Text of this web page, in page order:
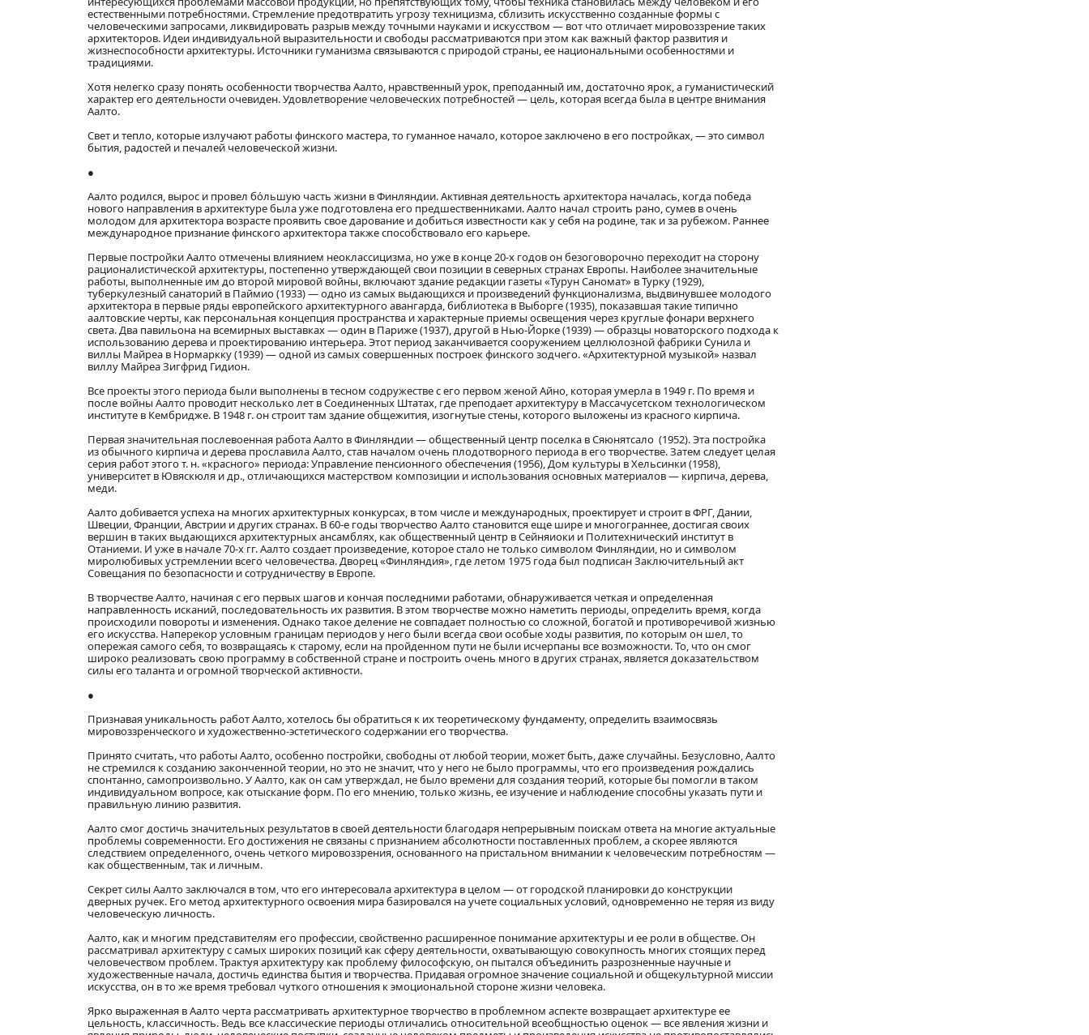
естественными потребностями. Стремление предотвратить угрозу техницизма, сблизить искусственно созданные формы с
человеческими запросами, ликвидировать разрыв между точными науками и искусством — вот что отличает мировоззрение таких
архитекторов. Идеи индивидуальной выразительности и свободы рассматриваются при этом как важный фактор развития и
жизнеспособности архитектуры. Источники гуманизма связываются с природой страны, ее национальными особенностями и
традициями.
Хотя нелегко сразу понять особенности творчества Аалто, нравственный урок, преподанный им, достаточно ярок, а гуманистический
характер его деятельности очевиден. Удовлетворение человеческих потребностей — цель, которая всегда была в центре внимания
Аалто.
Свет и тепло, которые излучают работы финского мастера, то гуманное начало, которое заключено в его постройках, — это символ
бытия, радостей и печалей человеческой жизни.
●
Аалто родился, вырос и провел бо́льшую часть жизни в Финляндии. Активная деятельность архитектора началась, когда победа
нового направления в архитектуре была уже подготовлена его предшественниками. Аалто начал строить рано, сумев в очень
молодом для архитектора возрасте проявить свое дарование и добиться известности как у себя на родине, так и за рубежом. Раннее
международное признание финского архитектора также способствовало его карьере.
Первые постройки Аалто отмечены влиянием неоклассицизма, но уже в конце 20-х годов он безоговорочно переходит на сторону
рационалистической архитектуры, постепенно утверждающей свои позиции в северных странах Европы. Наиболее значительные
работы, выполненные им до второй мировой войны, включают здание редакции газеты «Турун Саномат» в Турку (1929),
туберкулезный санаторий в Паймио (1933) — одно из самых выдающихся и произведений функционализма, выдвинувшее молодого
архитектора в первые ряды европейского архитектурного авангарда, библиотека в Выборге (1935), показавшая такие типично
аалтовские черты, как персональная концепция пространства и характерные приемы освещения через круглые фонари верхнего
света. Два павильона на всемирных выставках — один в Париже (1937), другой в Нью-Йорке (1939) — образцы новаторского подхода к
использованию дерева и проектированию интерьера. Этот период заканчивается сооружением целлюлозной фабрики Сунила и
виллы Майреа в Нормаркку (1939) — одной из самых совершенных построек финского зодчего. «Архитектурной музыкой» назвал
виллу Майреа Зигфрид Гидион.
Все проекты этого периода были выполнены в тесном содружестве с его первом женой Айно, которая умерла в 1949 г. По время и
после войны Аалто проводит несколько лет в Соединенных Штатах, где преподает архитектуру в Массачусетском технологическом
институте в Кембридже. В 1948 г. он строит там здание общежития, изогнутые стены, которого выложены из красного кирпича.
Первая значительная послевоенная работа Аалто в Финляндии — общественный центр поселка в Сяюнятсало (1952). Эта постройка
из обычного кирпича и дерева прославила Аалто, став началом очень плодотворного периода в его творчестве. Затем следует целая
серия работ этого т. н. «красного» периода: Управление пенсионного обеспечения (1956), Дом культуры в Хельсинки (1958),
университет в Ювяскюля и др., отличающихся мастерством композиции и использования основных материалов — кирпича, дерева,
меди.
Аалто добивается успеха на многих архитектурных конкурсах, в том числе и международных, проектирует и строит в ФРГ, Дании,
Швеции, Франции, Австрии и других странах. В 60-е годы творчество Аалто становится еще шире и многограннее, достигая своих
вершин в таких выдающихся архитектурных ансамблях, как общественный центр в Сейняиоки и Политехнический институт в
Отаниеми. И уже в начале 70-х гг. Аалто создает произведение, которое стало не только символом Финляндии, но и символом
миролюбивых устремлении всего человечества. Дворец «Финляндия», где летом 1975 года был подписан Заключительный акт
Совещания по безопасности и сотрудничеству в Европе.
В творчестве Аалто, начиная с его первых шагов и кончая последними работами, обнаруживается четкая и определенная
направленность исканий, последовательность их развития. В этом творчестве можно наметить периоды, определить время, когда
происходили повороты и изменения. Однако такое деление не совпадает полностью со сложной, богатой и противоречивой жизнью
его искусства. Наперекор условным границам периодов у него были всегда свои особые ходы развития, по которым он шел, то
опережая самого себя, то возвращаясь к старому, если на пройденном пути не были исчерпаны все возможности. То, что он смог
широко реализовать свою программу в собственной стране и построить очень много в других странах, является доказательством
силы его таланта и огромной творческой активности.
●
Признавая уникальность работ Аалто, хотелось бы обратиться к их теоретическому фундаменту, определить взаимосвязь
мировоззренческого и художественно-эстетического содержании его творчества.
Принято считать, что работы Аалто, особенно постройки, свободны от любой теории, может быть, даже случайны. Безусловно, Аалто
не стремился к созданию законченной теории, но это не значит, что у него не было программы, что его произведения рождались
спонтанно, самопроизвольно. У Аалто, как он сам утверждал, не было времени для создания теорий, которые бы помогли в таком
индивидуальном вопросе, как отыскание форм. По его мнению, только жизнь, ее изучение и наблюдение способны указать пути и
правильную линию развития.
Аалто смог достичь значительных результатов в своей деятельности благодаря непрерывным поискам ответа на многие актуальные
проблемы современности. Его достижения не связаны с признанием абсолютности поставленных проблем, а скорее являются
следствием определенного, очень четкого мировоззрения, основанного на пристальном внимании к человеческим потребностям —
как общественным, так и личным.
Секрет силы Аалто заключался в том, что его интересовала архитектура в целом — от городской планировки до конструкции
дверных ручек. Его метод архитектурного освоения мира базировался на учете социальных условий, одновременно не теряя из виду
человеческую личность.
Аалто, как и многим представителям его профессии, свойственно расширенное понимание архитектуры и ее роли в обществе. Он
рассматривал архитектуру с самых широких позиций как сферу деятельности, охватывающую совокупность многих стоящих перед
человечеством проблем. Трактуя архитектуру как проблему философскую, он пытался объединить разрозненные научные и
художественные начала, достичь единства бытия и творчества. Придавая огромное значение социальной и общекультурной миссии
искусства, он в то же время требовал чуткого отношения к эмоциональной стороне жизни человека.
Ярко выраженная в Аалто черта рассматривать архитектурное творчество в проблемном аспекте возвращает архитектуре ее
цельность, классичность. Ведь все классические периоды отличались относительной всеобщностью оценок — все явления жизни и